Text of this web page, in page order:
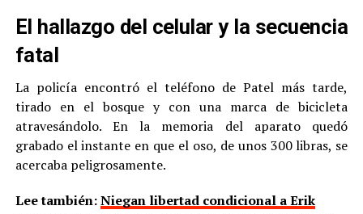
El hallazgo del celular y la secuencia
fatal
La policía encontró el teléfono de Patel más tarde,
tirado en el bosque y con una marca de bicicleta
atravesándolo. En la memoria del aparato quedó
grabado el instante en que el oso, de unos 300 libras, se
acercaba peligrosamente.
Lee también:Niegan libertad condicional a Erik